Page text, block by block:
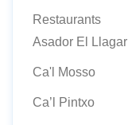
Restaurants
Asador El Llagar
Ca'l Mosso
Ca’l Pintxo